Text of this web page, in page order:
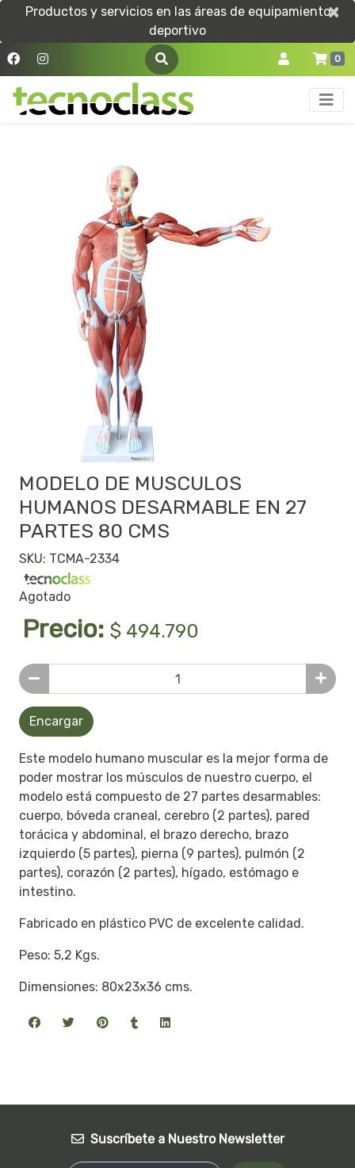
Productos y servicios en las áreas de equipamiento
deportivo
×
×
0
MODELO DE MUSCULOS
HUMANOS DESARMABLE EN 27
PARTES 80 CMS
SKU: TCMA-2334
Agotado
Precio: $ 494.790
Encargar
Este modelo humano muscular es la mejor forma de
poder mostrar los músculos de nuestro cuerpo, el
modelo está compuesto de 27 partes desarmables:
cuerpo, bóveda craneal, cerebro (2 partes), pared
torácica y abdominal, el brazo derecho, brazo
izquierdo (5 partes), pierna (9 partes), pulmón (2
partes), corazón (2 partes), hígado, estómago e
intestino.
Fabricado en plástico PVC de excelente calidad.
Peso: 5,2 Kgs.
Dimensiones: 80x23x36 cms.
Suscríbete a Nuestro Newsletter